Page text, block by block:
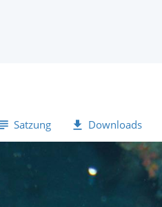
Satzung Downloads